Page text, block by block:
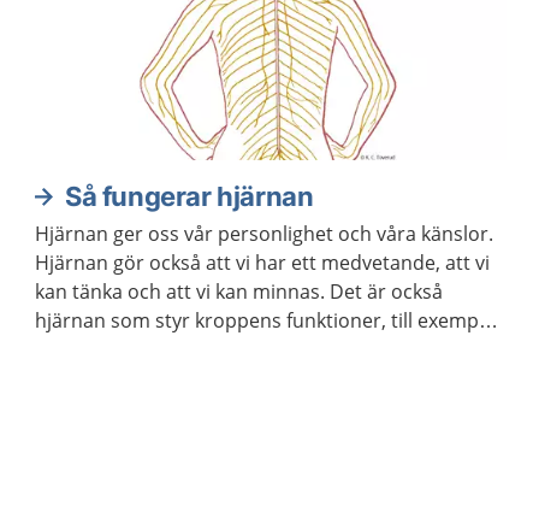
Så fungerar hjärnan
Hjärnan ger oss vår personlighet och våra känslor.
Hjärnan gör också att vi har ett medvetande, att vi
kan tänka och att vi kan minnas. Det är också
hjärnan som styr kroppens funktioner, till exempel